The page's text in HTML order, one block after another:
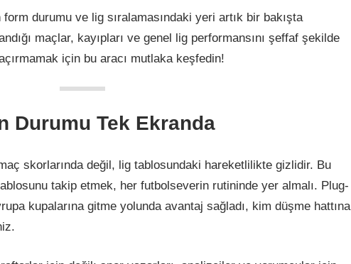
form durumu ve lig sıralamasındaki yeri artık bir bakışta
maçlar, kayıpları ve genel lig performansını şeffaf şekilde
için bu aracı mutlaka keşfedin!
Durumu Tek Ekranda
skorlarında değil, lig tablosundaki hareketlilikte gizlidir. Bu
takip etmek, her futbolseverin rutininde yer almalı. Plug-
kupalarına gitme yolunda avantaj sağladı, kim düşme hattına